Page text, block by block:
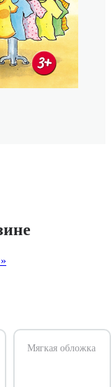
Мягкая обложка